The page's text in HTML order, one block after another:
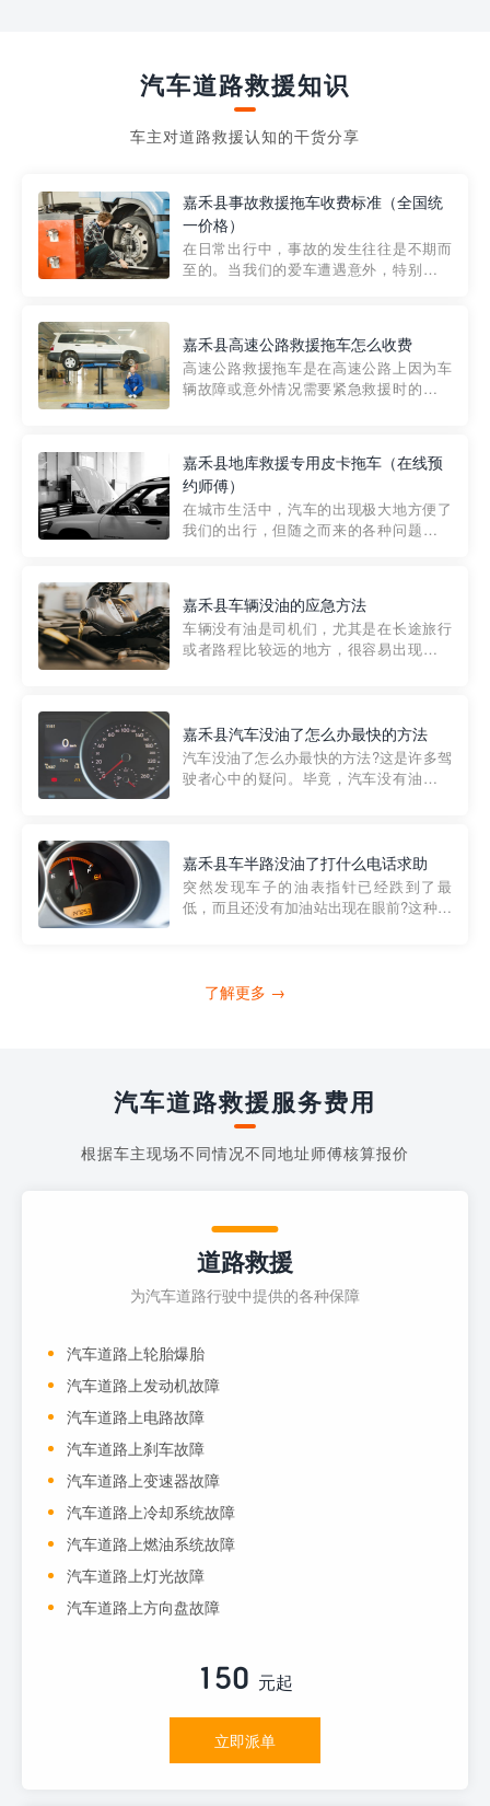
汽车道路救援知识
车主对道路救援认知的干货分享
嘉禾县事故救援拖车收费标准（全国统
一价格）
在日常出行中，事故的发生往往是不期而
至的。当我们的爱车遭遇意外，特别是在
细解析一下市区事故救援拖车的收费标
准，以及在选用拖车服务时应注...
嘉禾县高速公路救援拖车怎么收费
高速公路救援拖车是在高速公路上因为车
辆故障或意外情况需要紧急救援时的必备
路救援拖车的收费标准是由当地交通管理
部门制定的。起步价通...
嘉禾县地库救援专用皮卡拖车（在线预
约师傅）
在城市生活中，汽车的出现极大地方便了
我们的出行，但随之而来的各种问题也让
紧急情况下，我们需要一种高效可靠的救
援方式。而这时，地库救援专...
嘉禾县车辆没油的应急方法
车辆没有油是司机们，尤其是在长途旅行
或者路程比较远的地方，很容易出现这种
的送油师傅，解决没油的紧急情况。 首
先，让我们来了解一下穿...
嘉禾县汽车没油了怎么办最快的方法
汽车没油了怎么办最快的方法?这是许多驾
驶者心中的疑问。毕竟，汽车没有油就无
越者小程序是一款专门解决汽车没油问题
的在线服务平台。通过...
嘉禾县车半路没油了打什么电话求助
突然发现车子的油表指针已经跌到了最
低，而且还没有加油站出现在眼前?这种情
打4006363122请求送油人员来帮助你。
了解更多 →
汽车道路救援服务费用
根据车主现场不同情况不同地址师傅核算报价
道路救援
为汽车道路行驶中提供的各种保障
汽车道路上轮胎爆胎
汽车道路上发动机故障
汽车道路上电路故障
汽车道路上刹车故障
汽车道路上变速器故障
汽车道路上冷却系统故障
汽车道路上燃油系统故障
汽车道路上灯光故障
汽车道路上方向盘故障
150 元起
立即派单